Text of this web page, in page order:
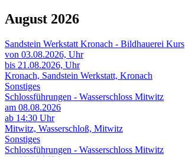
August 2026
Sandstein Werkstatt Kronach - Bildhauerei Kurs
von 03.08.2026, Uhr
bis 21.08.2026, Uhr
Kronach, Sandstein Werkstatt, Kronach
Sonstiges
Schlossführungen - Wasserschloss Mitwitz
am 08.08.2026
ab 14:30 Uhr
Mitwitz, Wasserschloß, Mitwitz
Sonstiges
Schlossführungen - Wasserschloss Mitwitz